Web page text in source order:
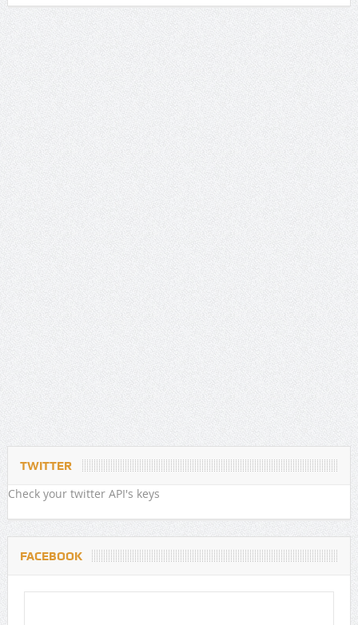
TWITTER
Check your twitter API's keys
FACEBOOK